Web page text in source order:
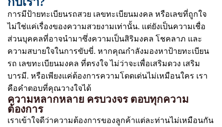
การมีป้ายทะเบียนรถสวย เลขทะเบียนมงคล หรือเลขที่ถูกใจ
ไม่ใช่แค่เรื่องของความสวยงามเท่านั้น. แต่ยังเป็นความเชื่อ
ส่วนบุคคลที่อาจนำมาซึ่งความเป็นสิริมงคล โชคลาภ และ
ความสบายใจในการขับขี่. หากคุณกำลังมองหาป้ายทะเบียน
รถ เลขทะเบียนมงคล ที่ตรงใจ ไม่ว่าจะเพื่อเสริมดวง เสริม
บารมี. หรือเพียงแค่ต้องการความโดดเด่นไม่เหมือนใคร เรา
คือคำตอบที่คุณวางใจได้
ความหลากหลาย ครบวงจร ตอบทุกความ
ต้องการ
เราเข้าใจดีว่าความต้องการของลูกค้าแต่ละท่านไม่เหมือนกัน